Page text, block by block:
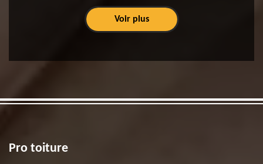
Voir plus
Pro toiture